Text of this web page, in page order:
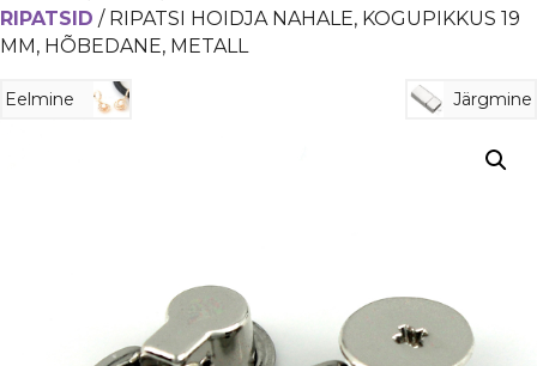
RIPATSID / RIPATSI HOIDJA NAHALE, KOGUPIKKUS 19
MM, HÕBEDANE, METALL
Eelmine Järgmine